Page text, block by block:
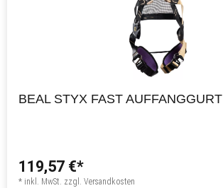
BEAL STYX FAST AUFFANGGURT
119,57 €*
* inkl. MwSt. zzgl. Versandkosten